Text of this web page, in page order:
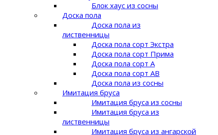
Блок хаус из сосны
Доска пола
Доска пола из
лиственницы
Доска пола сорт Экстра
Доска пола сорт Прима
Доска пола сорт A
Доска пола сорт AB
Доска пола из сосны
Имитация бруса
Имитация бруса из сосны
Имитация бруса из
лиственницы
Имитация бруса из ангарской